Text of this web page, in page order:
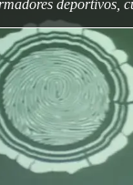
deportivos,